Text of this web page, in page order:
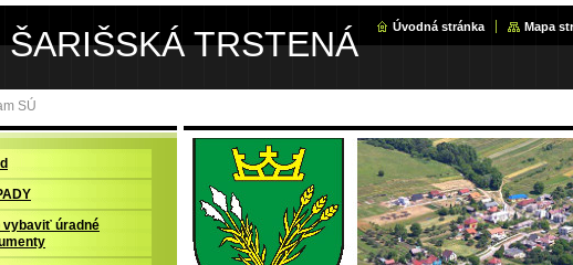
TRSTENÁ Úvodná stránka Mapa
SÚ
vybaviť úradné